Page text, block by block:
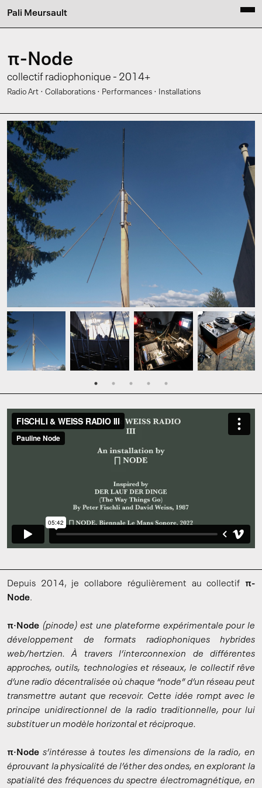
Pali Meursault
π-Node
collectif radiophonique - 2014+
Radio Art · Collaborations · Performances · Installations
Depuis 2014, je collabore régulièrement au collectif π-
Node.
π·Node (pinode) est une plateforme expérimentale pour le
développement de formats radiophoniques hybrides
web/hertzien. À travers l’interconnexion de différentes
approches, outils, technologies et réseaux, le collectif rêve
d’une radio décentralisée où chaque “node” d’un réseau peut
transmettre autant que recevoir. Cette idée rompt avec le
principe unidirectionnel de la radio traditionnelle, pour lui
substituer un modèle horizontal et réciproque.
π·Node s’intéresse à toutes les dimensions de la radio, en
éprouvant la physicalité de l’éther des ondes, en explorant la
spatialité des fréquences du spectre électromagnétique, en